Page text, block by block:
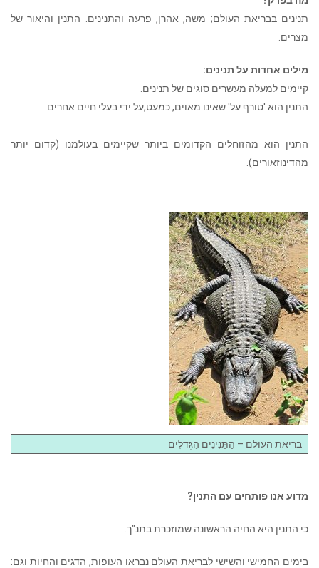
תנינים בבריאת העולם; משה, אהרן, פרעה והתנינים. התנין והיאור של
מצרים.
מילים אחדות על תנינים:
קיימים למעלה מעשרים סוגים של תנינים.
התנין הוא 'טורף על' שאינו מאוים, כמעט,על ידי בעלי חיים אחרים.
התנין הוא מהזוחלים הקדומים ביותר שקיימים בעולמנו (קדום יותר
מהדינוזאורים).
בריאת העולם – הַתַּנִּינִים הַגְּדֹלִים
מדוע אנו פותחים עם התנין?
כי התנין היא החיה הראשונה שמוזכרת בתנ"ך.
בימים החמישי והשישי לבריאת העולם נבראו העופות, הדגים והחיות וגם: